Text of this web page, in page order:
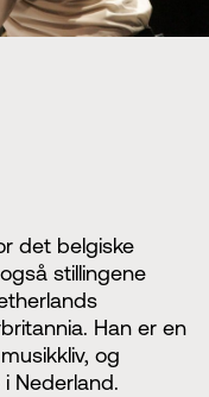
det belgiske
stillingene
Han er en
og
Nederland.